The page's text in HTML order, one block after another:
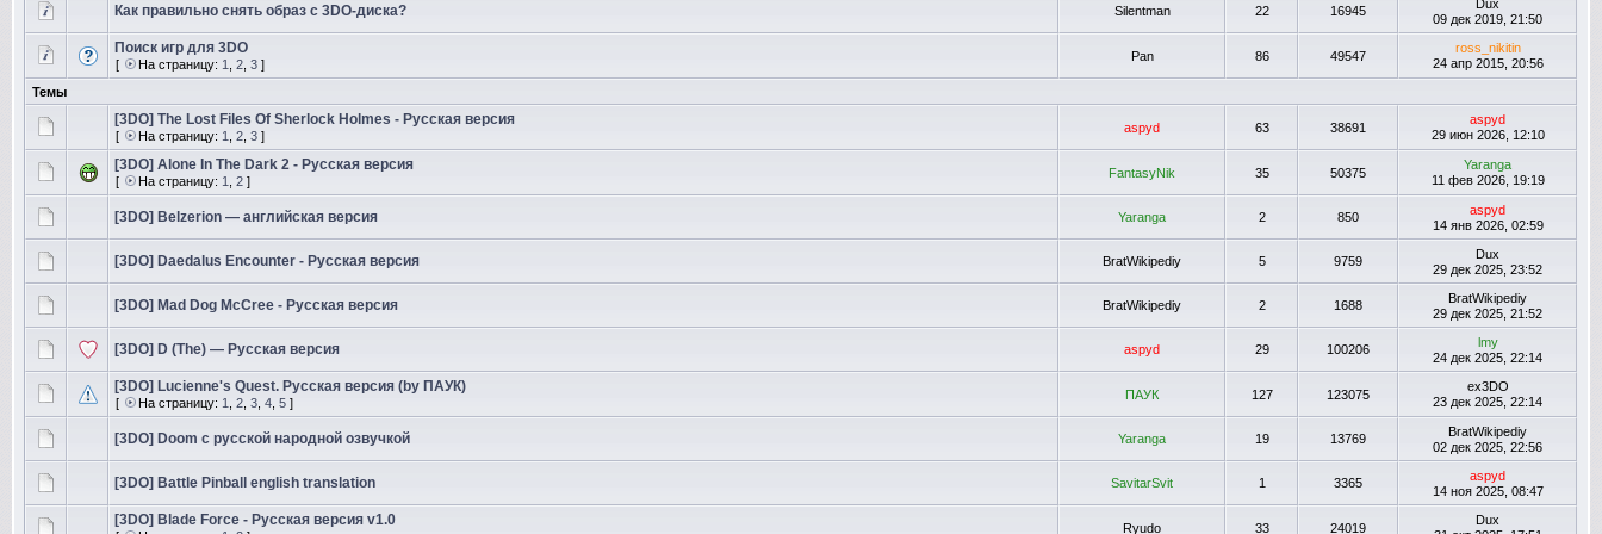
Как правильно снять образ с 3DO-диска? Silentman 22 16945
Dux
09 дек 2019, 21:50
Поиск игр для 3DO
[ На страницу: 1 2 3 ]
Pan 86 49547
ross_nikitin
24 апр 2015, 20:56
Темы
[3DO] The Lost Files Of Sherlock Holmes - Русская версия
[ На страницу: 1 2 3 ]
aspyd 63 38691
aspyd
29 июн 2026, 12:10
[3DO] Alone In The Dark 2 - Русская версия
[ На страницу: 1 2 ]
FantasyNik 35 50375
Yaranga
11 фев 2026, 19:19
[3DO] Belzerion — английская версия Yaranga 2 850
aspyd
14 янв 2026, 02:59
[3DO] Daedalus Encounter - Русская версия BratWikipediy 5 9759
Dux
29 дек 2025, 23:52
[3DO] Mad Dog McCree - Русская версия BratWikipediy 2 1688
BratWikipediy
29 дек 2025, 21:52
[3DO] D (The) — Русская версия aspyd 29 100206
lmy
24 дек 2025, 22:14
[3DO] Lucienne's Quest. Русская версия (by ПАУК)
[ На страницу: 1 2 3 4 5 ]
ПАУК 127 123075
ex3DO
23 дек 2025, 22:14
[3DO] Doom с русской народной озвучкой Yaranga 19 13769
BratWikipediy
02 дек 2025, 22:56
[3DO] Battle Pinball english translation SavitarSvit 1 3365
aspyd
14 ноя 2025, 08:47
[3DO] Blade Force - Русская версия v1.0 Ryudo 33 24019
Dux